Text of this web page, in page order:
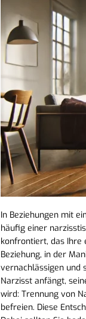
In Beziehungen mit
häufig einer
konfrontiert, das Ihre
Beziehung, in der
vernachlässigen und
Narzisst anfängt,
wird: Trennung von
befreien. Diese